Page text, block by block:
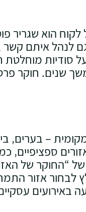
הוא שגריר
לנהל איתם
מוחלטת
חוקר
– בערים‚
ספציפיים‚
“החוקר של
אזור
באירועים